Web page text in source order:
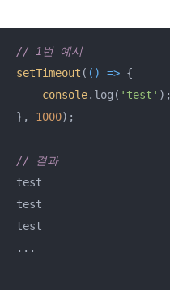
// 1번 예시
setTimeout ( () => {
console.log( 'test' );
}, 1000);
// 결과
test
test
test
...